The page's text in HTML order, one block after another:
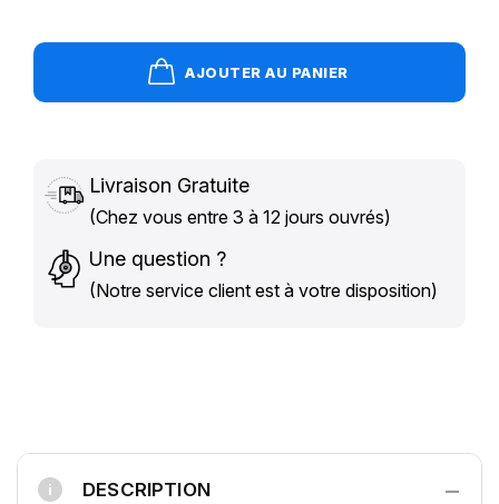
AJOUTER AU PANIER
Livraison Gratuite
(Chez vous entre 3 à 12 jours ouvrés)
Une question ?
(Notre service client est à votre disposition)
i DESCRIPTION −